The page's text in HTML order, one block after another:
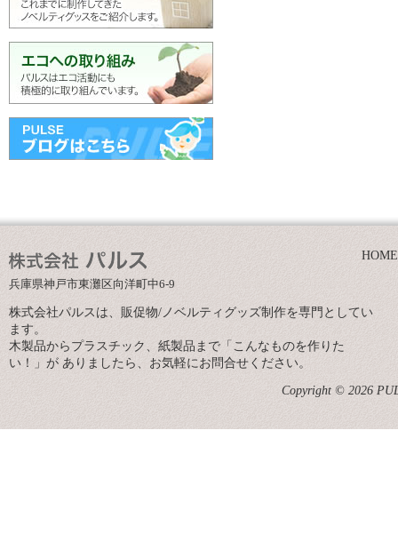
兵庫県神戸市東灘区向洋町中6-9
HOME
株式会社パルスは、販促物/ノベルティグッズ制作を専門としてい
ます。
木製品からプラスチック、紙製品まで「こんなものを作りた
い！」が ありましたら、お気軽にお問合せください。
Copyright © 2026